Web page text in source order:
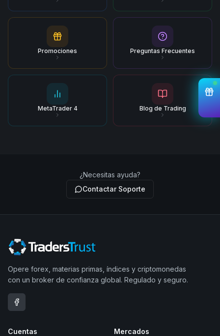
Promociones Preguntas Frecuentes
MetaTrader 4 Blog de Trading
¿Necesitas ayuda?
Contactar Soporte
Opere forex, materias primas, índices y criptomonedas
con un broker de confianza global. Regulado y seguro.
Cuentas Mercados